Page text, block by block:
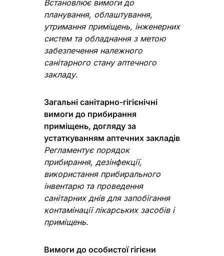
Встановлює вимоги до
планування, облаштування,
утримання приміщень, інженерних
систем та обладнання з метою
забезпечення належного
санітарного стану аптечного
закладу.
Загальні санітарно-гігієнічні
вимоги до прибирання
приміщень, догляду за
устаткуванням аптечних закладів
Регламентує порядок
прибирання, дезінфекції,
використання прибирального
інвентарю та проведення
санітарних днів для запобігання
контамінації лікарських засобів і
приміщень.
Вимоги до особистої гігієни